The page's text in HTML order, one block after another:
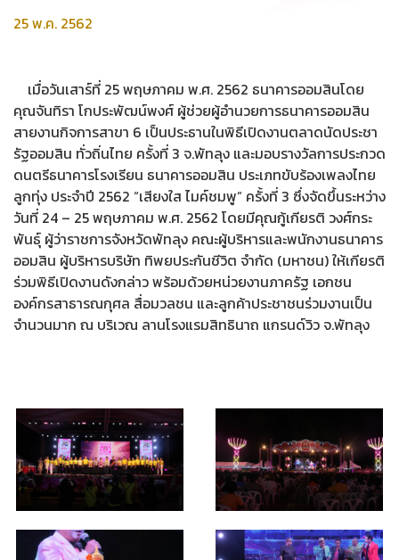
25 พ.ค. 2562
เมื่อวันเสาร์ที่ 25 พฤษภาคม พ.ศ. 2562 ธนาคารออมสินโดย
คุณจันทิรา โกประพัฒน์พงศ์ ผู้ช่วยผู้อำนวยการธนาคารออมสิน
สายงานกิจการสาขา 6 เป็นประธานในพิธีเปิดงานตลาดนัดประชา
รัฐออมสิน ทั่วถิ่นไทย ครั้งที่ 3 จ.พัทลุง และมอบรางวัลการประกวด
ดนตรีธนาคารโรงเรียน ธนาคารออมสิน ประเภทขับร้องเพลงไทย
ลูกทุ่ง ประจำปี 2562 “เสียงใส ไมค์ชมพู” ครั้งที่ 3 ซึ่งจัดขึ้นระหว่าง
วันที่ 24 – 25 พฤษภาคม พ.ศ. 2562 โดยมีคุณกู้เกียรติ วงศ์กระ
พันธุ์ ผู้ว่าราชการจังหวัดพัทลุง คณะผู้บริหารและพนักงานธนาคาร
ออมสิน ผู้บริหารบริษัท ทิพยประกันชีวิต จำกัด (มหาชน) ให้เกียรติ
ร่วมพิธีเปิดงานดังกล่าว พร้อมด้วยหน่วยงานภาครัฐ เอกชน
องค์กรสาธารณกุศล สื่อมวลชน และลูกค้าประชาชนร่วมงานเป็น
จำนวนมาก ณ บริเวณ ลานโรงแรมสิทธินาถ แกรนด์วิว จ.พัทลุง